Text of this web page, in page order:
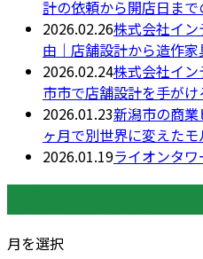
計の依頼から開店日ま
2026.02.26株式会社イ
由｜店舗設計から造作
2026.02.24株式会社イ
市市で店舗設計を手が
2026.01.23新潟市の商
ヶ月で別世界に変えた
2026.01.19ライオンタ
月を選択